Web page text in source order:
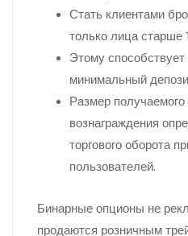
Стать клиентами
только лица старше
Этому
минимальный
Размер
вознаграждения
торгового оборота
пользователей.
Бинарные опционы не
продаются розничным